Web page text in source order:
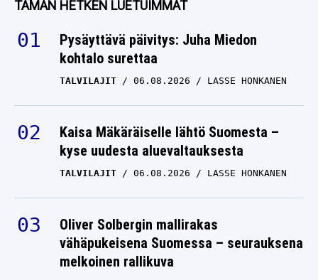
TÄMÄN HETKEN LUETUIMMAT
Pysäyttävä päivitys: Juha Miedon
kohtalo surettaa
TALVILAJIT 06.08.2026 LASSE HONKANEN
Kaisa Mäkäräiselle lähtö Suomesta –
kyse uudesta aluevaltauksesta
TALVILAJIT 06.08.2026 LASSE HONKANEN
Oliver Solbergin mallirakas
vähäpukeisena Suomessa – seurauksena
melkoinen rallikuva